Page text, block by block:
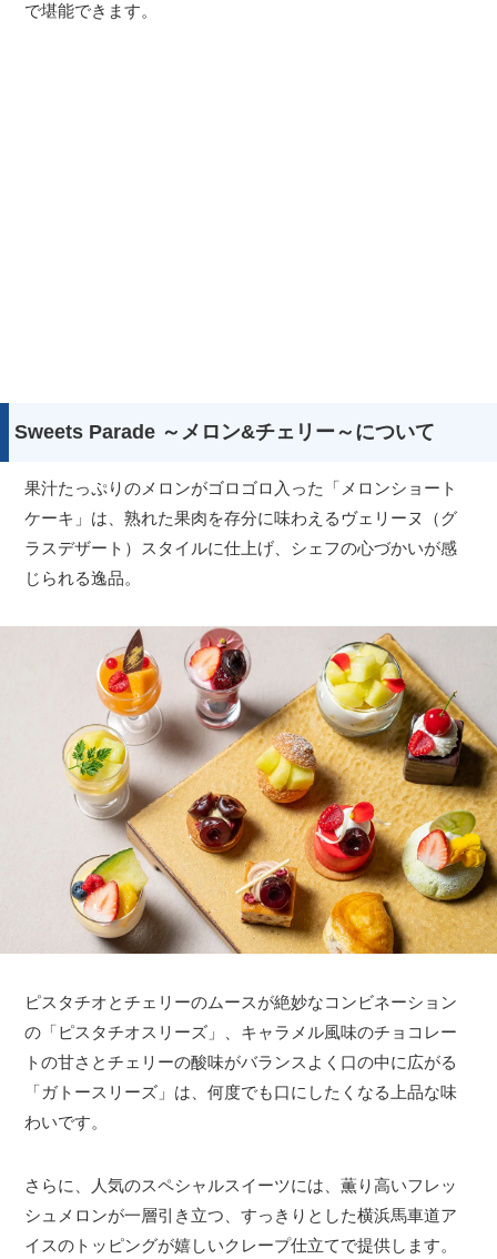
で堪能できます。
Sweets Parade ～メロン&チェリー～について
果汁たっぷりのメロンがゴロゴロ入った「メロンショート
ケーキ」は、熟れた果肉を存分に味わえるヴェリーヌ（グ
ラスデザート）スタイルに仕上げ、シェフの心づかいが感
じられる逸品。
ピスタチオとチェリーのムースが絶妙なコンビネーション
の「ピスタチオスリーズ」、キャラメル風味のチョコレー
トの甘さとチェリーの酸味がバランスよく口の中に広がる
「ガトースリーズ」は、何度でも口にしたくなる上品な味
わいです。
さらに、人気のスペシャルスイーツには、薫り高いフレッ
シュメロンが一層引き立つ、すっきりとした横浜馬車道ア
イスのトッピングが嬉しいクレープ仕立てで提供します。